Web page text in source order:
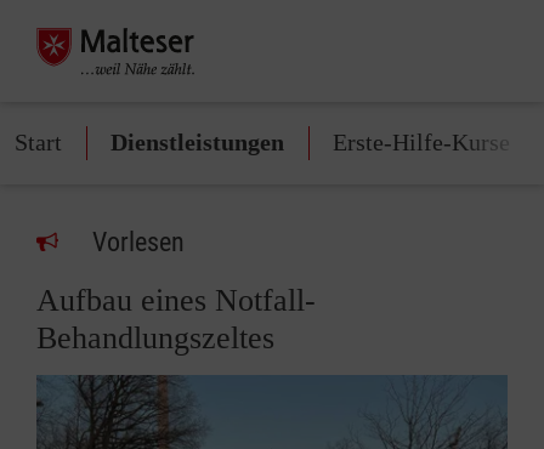
Start Dienstleistungen Erste-Hilfe-Kurse
Vorlesen
Aufbau eines Notfall-
Behandlungszeltes